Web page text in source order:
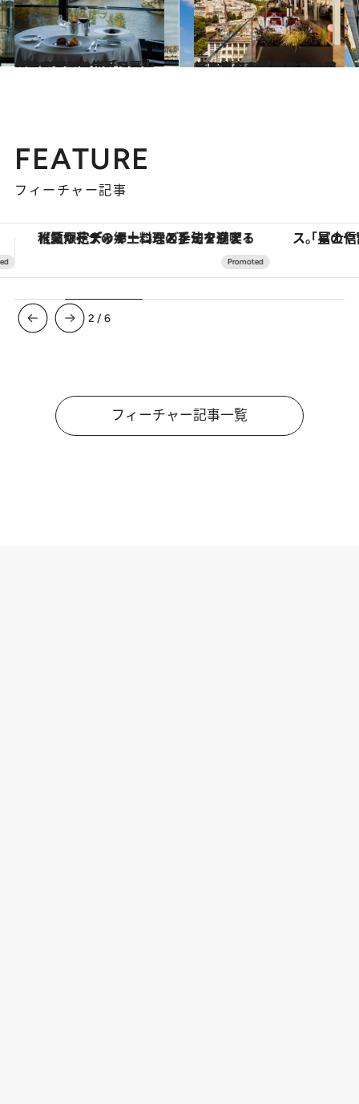
2024.3.25
パリのガストロノミーを代表する 500年近い歴史を紡ぐこのお店「ラ・トゥール・ダルジャン」
旅＆お出かけ 2024.3.23
360°パリが見渡せる絶景レストラン 眼下にセーヌ川とサンルイ島、エッフェル塔やモンマルトルの丘まで
旅＆お出かけ
FEATURE
フィーチャー記事
「星のや富士」でデジタルデトックス。冨士信仰の歴史を辿り、心身を調える。 【銀座で出合う最旬美容】美髪ケアや上質
3 /6
フィーチャー記事一覧